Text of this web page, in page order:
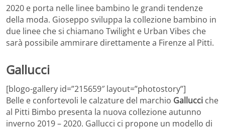
2020 e porta nelle linee bambino le grandi tendenze
della moda. Gioseppo sviluppa la collezione bambino in
due linee che si chiamano Twilight e Urban Vibes che
sarà possibile ammirare direttamente a Firenze al Pitti.
Gallucci
[blogo-gallery id=”215659″ layout=”photostory”]
Belle e confortevoli le calzature del marchio Gallucci che
al Pitti Bimbo presenta la nuova collezione autunno
inverno 2019 – 2020. Gallucci ci propone un modello di